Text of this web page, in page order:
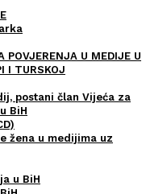
POVJERENJA U MEDIJE U
I TURSKOJ
postani član Vijeća za
BiH
žena u medijima uz
u BiH